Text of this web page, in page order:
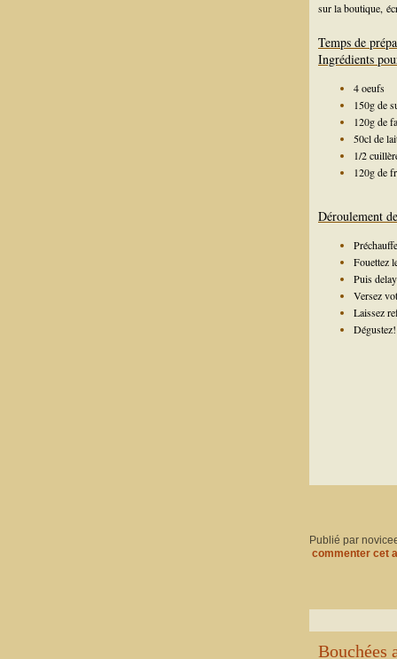
sur la boutique,
Temps de
Ingrédients
4 oeufs
150g de
120g de
50cl de
1/2
120g de
Déroulement
Fouettez
Puis
Versez
Laissez
Dégustez!
Publié par
commenter cet
Bouchées